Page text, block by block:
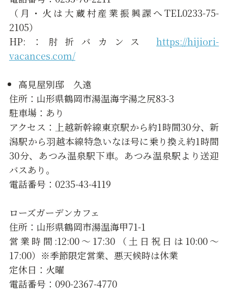
（月・火は大蔵村産業振興課へTEL0233-75-
2105）
HP:：肘折バカンスhttps://hijiori-
vacances.com/
高見屋別邸 久遠
住所：山形県鶴岡市湯温海字湯之尻83-3
駐車場：あり
アクセス：上越新幹線東京駅から約1時間30分、新
潟駅から羽越本線特急いなほ号に乗り換え約1時間
30分、あつみ温泉駅下車。あつみ温泉駅より送迎
バスあり。
電話番号：0235-43-4119
ローズガーデンカフェ
住所：山形県鶴岡市湯温海甲71-1
営業時間:12:00〜17:30（土日祝日は10:00〜
17:00）※季節限定営業、悪天候時は休業
定休日：火曜
電話番号：090-2367-4770